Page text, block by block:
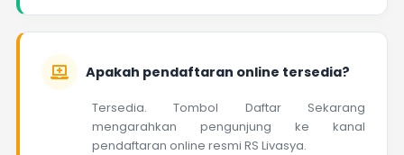
Apakah pendaftaran online tersedia?
Tersedia. Tombol Daftar Sekarang
mengarahkan pengunjung ke kanal
pendaftaran online resmi RS Livasya.